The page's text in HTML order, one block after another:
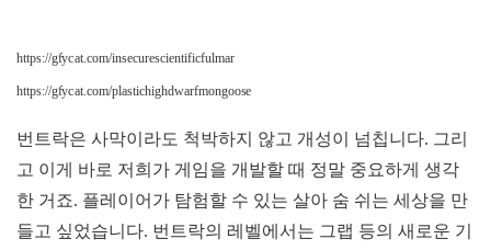
https://gfycat.com/insecurescientificfulmar
https://gfycat.com/plastichighdwarfmongoose
번트락은 사막이라도 척박하지 않고 개성이 넘칩니다. 그리
고 이게 바로 저희가 게임을 개발할 때 정말 중요하게 생각
한 거죠. 플레이어가 탐험할 수 있는 살아 숨 쉬는 세상을 만
들고 싶었습니다. 번트락의 레벨에서는 그랩 등의 새로운 기